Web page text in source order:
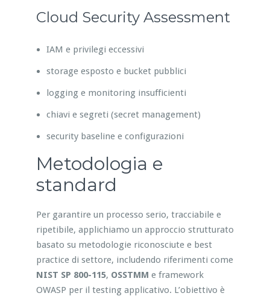
Cloud Security Assessment
IAM e privilegi eccessivi
storage esposto e bucket pubblici
logging e monitoring insufficienti
chiavi e segreti (secret management)
security baseline e configurazioni
Metodologia e
standard
Per garantire un processo serio, tracciabile e
ripetibile, applichiamo un approccio strutturato
basato su metodologie riconosciute e best
practice di settore, includendo riferimenti come
NIST SP 800-115, OSSTMM e framework
OWASP per il testing applicativo. L’obiettivo è